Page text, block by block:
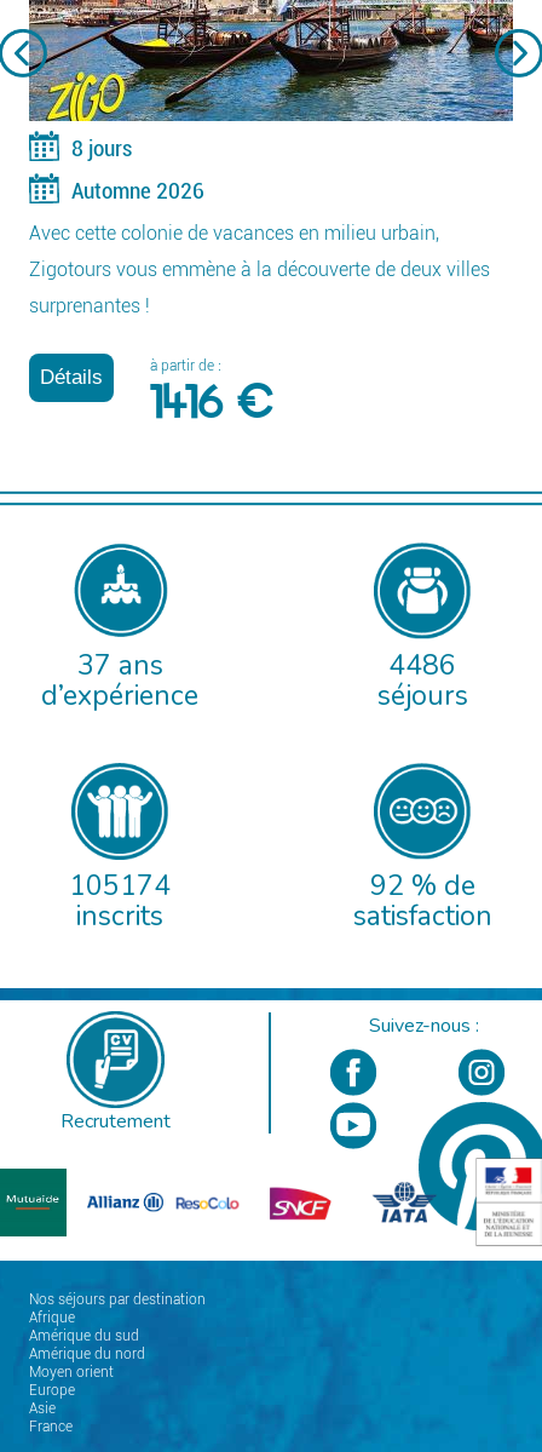
8 jours
Automne 2026
Avec cette colonie de vacances en milieu urbain,
Zigotours vous emmène à la découverte de deux villes
surprenantes !
Détails
à partir de :
1416 €
37 ans
d’expérience
4486
séjours
105174
inscrits
92 % de
satisfaction
Recrutement
Suivez-nous :
Nos séjours par destination
Afrique
Amérique du sud
Amérique du nord
Moyen orient
Europe
Asie
France